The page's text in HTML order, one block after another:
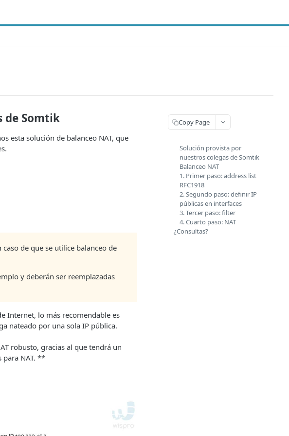
de Somtik
esta solución de balanceo NAT, que
de que se utilice balanceo de
y deberán ser reemplazadas
Internet, lo más recomendable es
nateado por una sola IP pública.
robusto, gracias al que tendrá un
para NAT. **
Copy Page
Solución provista por
nuestros colegas de Somtik
Balanceo NAT
1. Primer paso: address list
RFC1918
2. Segundo paso: definir IP
públicas en interfaces
3. Tercer paso: filter
4. Cuarto paso: NAT
¿Consultas?